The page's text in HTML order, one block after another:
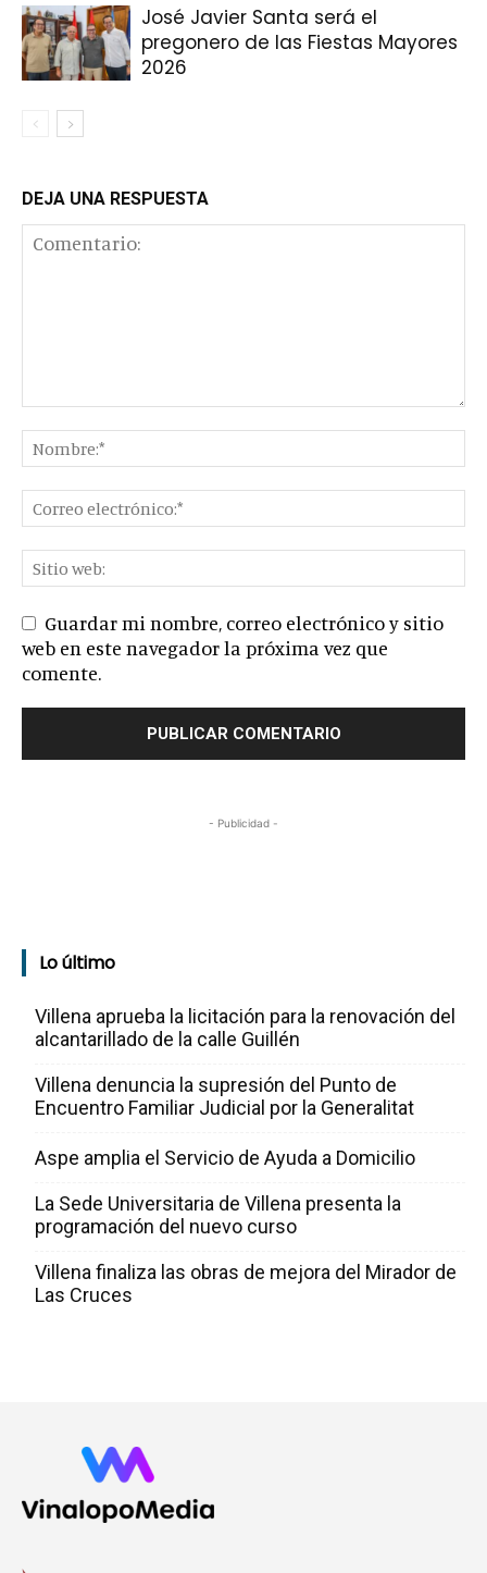
José Javier Santa será el
pregonero de las Fiestas Mayores
2026
DEJA UNA RESPUESTA
Guardar mi nombre, correo electrónico y sitio
web en este navegador la próxima vez que
comente.
- Publicidad -
Lo último
Villena aprueba la licitación para la renovación del
alcantarillado de la calle Guillén
Villena denuncia la supresión del Punto de
Encuentro Familiar Judicial por la Generalitat
Aspe amplia el Servicio de Ayuda a Domicilio
La Sede Universitaria de Villena presenta la
programación del nuevo curso
Villena finaliza las obras de mejora del Mirador de
Las Cruces